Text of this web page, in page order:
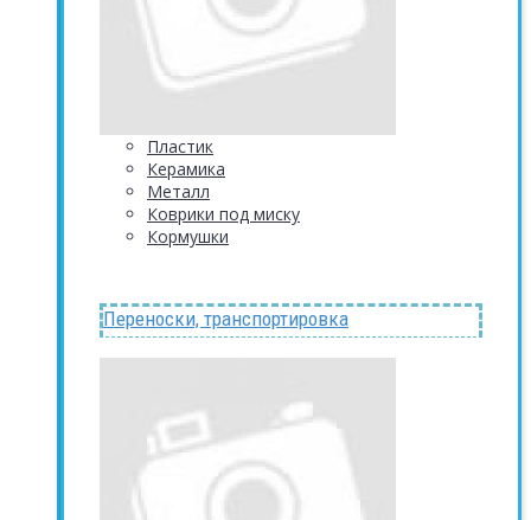
Пластик
Керамика
Металл
Коврики под миску
Кормушки
Переноски, транспортировка